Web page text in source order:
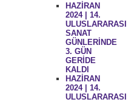
HAZİRAN
2024 | 14.
ULUSLARARASI
SANAT
GÜNLERİNDE
3. GÜN
GERİDE
KALDI
HAZİRAN
2024 | 14.
ULUSLARARASI